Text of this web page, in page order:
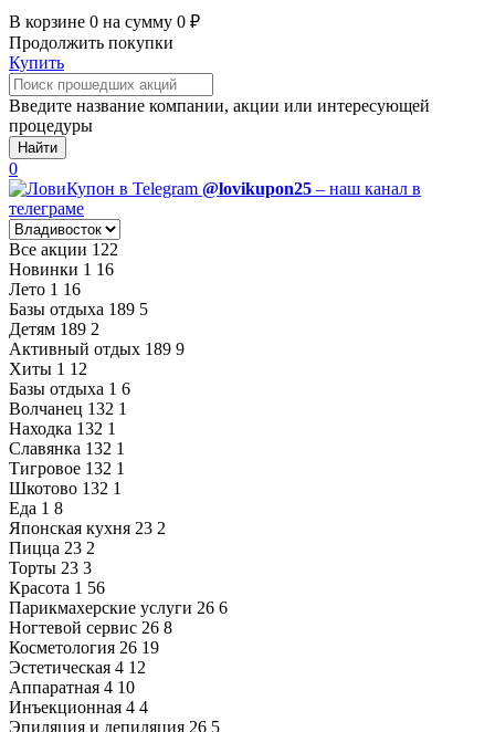
В корзине 0 на сумму 0 ₽
Продолжить покупки
Купить
Введите название компании, акции или интересующей
процедуры
Найти
0
@lovikupon25 – наш канал в
телеграме
Все акции 122
Новинки 1 16
Лето 1 16
Базы отдыха 189 5
Детям 189 2
Активный отдых 189 9
Хиты 1 12
Базы отдыха 1 6
Волчанец 132 1
Находка 132 1
Славянка 132 1
Тигровое 132 1
Шкотово 132 1
Еда 1 8
Японская кухня 23 2
Пицца 23 2
Торты 23 3
Красота 1 56
Парикмахерские услуги 26 6
Ногтевой сервис 26 8
Косметология 26 19
Эстетическая 4 12
Аппаратная 4 10
Инъекционная 4 4
Эпиляция и депиляция 26 5